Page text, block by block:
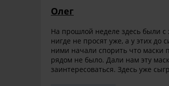
Олег
На прошлой неделе здесь были с
нигде не просят уже, а у этих до
ними начали спорить что маски
рядом не было. Дали нам эту
заинтересоваться. Здесь уже